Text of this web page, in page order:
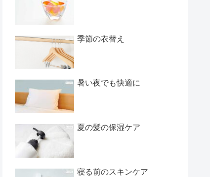
季節の衣替え
暑い夜でも快適に
夏の髪の保湿ケア
寝る前のスキンケア